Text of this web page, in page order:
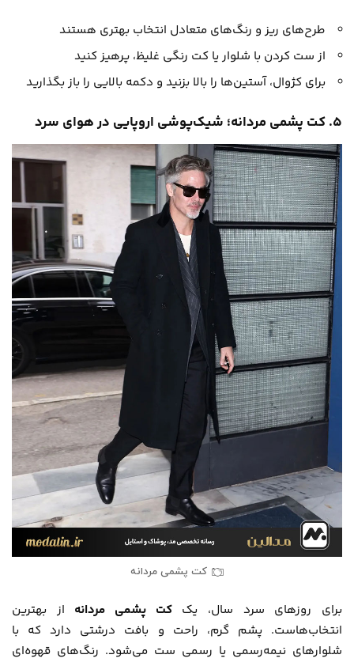
طرح‌های ریز و رنگ‌های متعادل انتخاب بهتری هستند
از ست کردن با شلوار یا کت رنگی غلیظ، پرهیز کنید
برای کژوال، آستین‌ها را بالا بزنید و دکمه بالایی را باز بگذارید
۵. کت پشمی مردانه؛ شیک‌پوشی اروپایی در هوای سرد
کت پشمی مردانه
برای روزهای سرد سال، یککت پشمی مردانه از بهترین
انتخاب‌هاست. پشم گرم، راحت و بافت درشتی دارد که با
شلوارهای نیمه‌رسمی یا رسمی ست می‌شود. رنگ‌های قهوه‌ای